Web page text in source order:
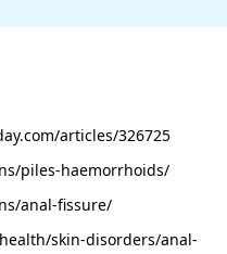
articles/326725
piles-haemorrhoids/
anal-fissure/
skin-disorders/anal-